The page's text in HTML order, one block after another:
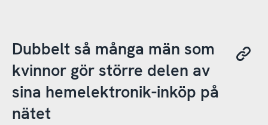
Dubbelt så många män som
kvinnor gör större delen av
sina hemelektronik-inköp på
nätet